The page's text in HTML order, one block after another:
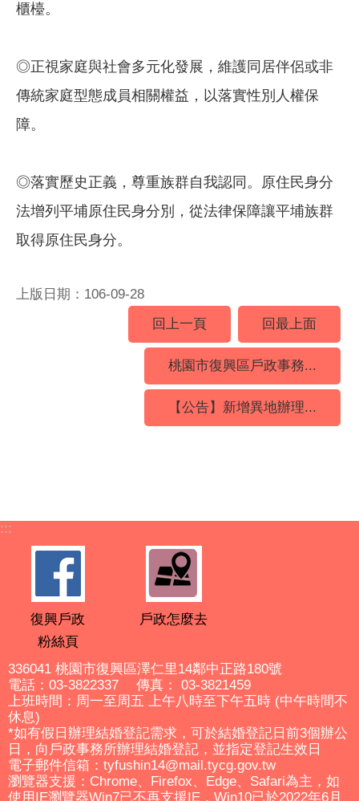
櫃檯。
◎正視家庭與社會多元化發展，維護同居伴侶或非
傳統家庭型態成員相關權益，以落實性別人權保
障。
◎落實歷史正義，尊重族群自我認同。原住民身分
法增列平埔原住民身分別，從法律保障讓平埔族群
取得原住民身分。
上版日期：106-09-28
回上一頁
回最上面
桃園市復興區戶政事務...
【公告】新增異地辦理...
:::
復興戶政
粉絲頁
戶政怎麼去
336041 桃園市復興區澤仁里14鄰中正路180號
電話：03-3822337 傳真： 03-3821459
上班時間：周一至周五 上午八時至下午五時 (中午時間不
休息)
*如有假日辦理結婚登記需求，可於結婚登記日前3個辦公
日，向戶政事務所辦理結婚登記，並指定登記生效日
電子郵件信箱：tyfushin14@mail.tycg.gov.tw
瀏覽器支援：Chrome、Firefox、Edge、Safari為主，如
使用IE瀏覽器Win7已不再支援IE，Win10已於2022年6月